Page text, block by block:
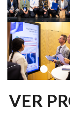
VER